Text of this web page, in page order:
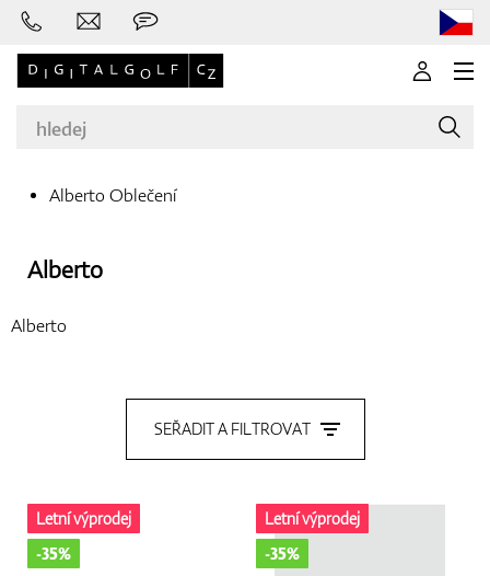
Boty
Alberto Oblečení
Alberto
Alberto
SEŘADIT A FILTROVAT
Letní výprodej
-35%
Letní výprodej
-35%